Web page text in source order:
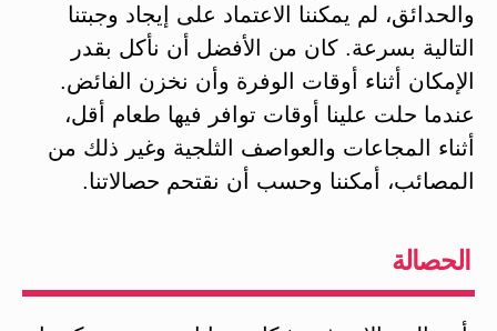
والحدائق، لم يمكننا الاعتماد على إيجاد وجبتنا
التالية بسرعة. كان من الأفضل أن نأكل بقدر
الإمكان أثناء أوقات الوفرة وأن نخزن الفائض.
عندما حلت علينا أوقات توافر فيها طعام أقل،
أثناء المجاعات والعواصف الثلجية وغير ذلك من
المصائب، أمكننا وحسب أن نقتحم حصالاتنا.
الحصالة